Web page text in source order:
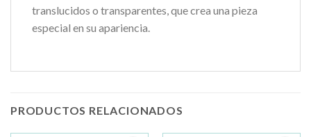
translucidos o transparentes, que crea una pieza
especial en su apariencia.
PRODUCTOS RELACIONADOS